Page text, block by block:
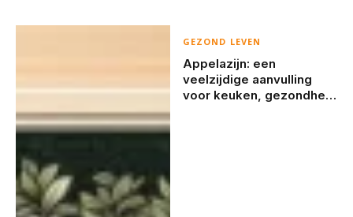
GEZOND LEVEN
Appelazijn: een
veelzijdige aanvulling
voor keuken, gezondheid